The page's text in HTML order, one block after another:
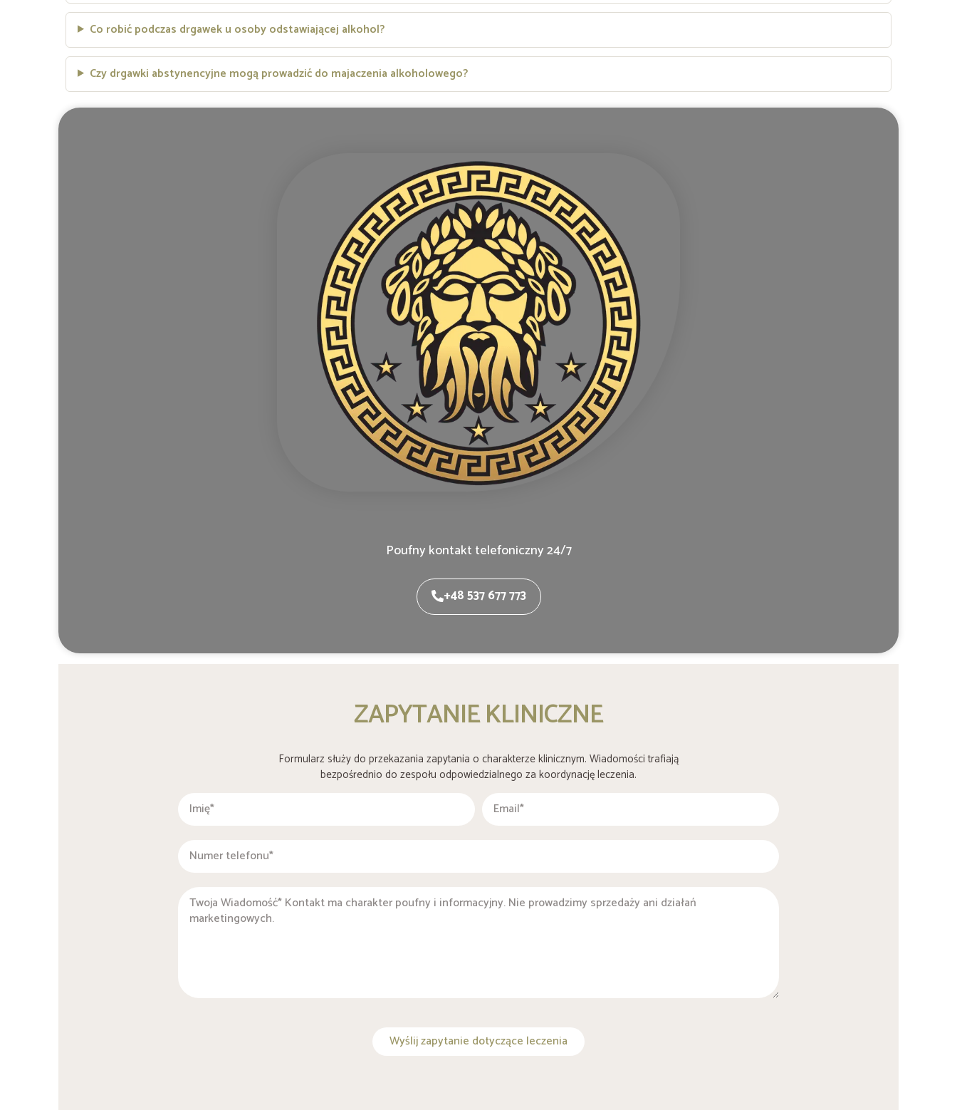
Co robić podczas drgawek u osoby odstawiającej alkohol?
Czy drgawki abstynencyjne mogą prowadzić do majaczenia alkoholowego?
Poufny kontakt telefoniczny 24/7
+48 537 677 773
ZAPYTANIE KLINICZNE
Formularz służy do przekazania zapytania o charakterze klinicznym. Wiadomości trafiają
bezpośrednio do zespołu odpowiedzialnego za koordynację leczenia.
Wyślij zapytanie dotyczące leczenia